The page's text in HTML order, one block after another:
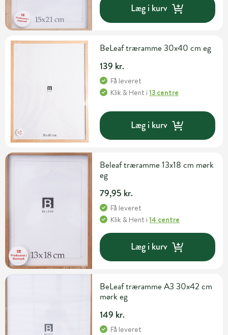
Læg i kurv
BeLeaf træramme 30x40 cm eg
139 kr.
Få leveret
Klik & Hent i13 centre
Læg i kurv
Beleaf træramme 13x18 cm mørk
eg
79,95 kr.
Få leveret
Klik & Hent i14 centre
Læg i kurv
BeLeaf træramme A3 30x42 cm
mørk eg
149 kr.
Få leveret